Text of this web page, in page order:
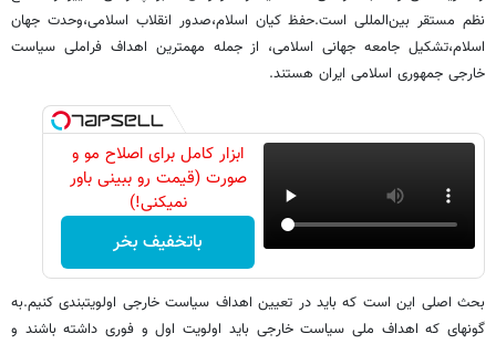
نظم مستقر بین‌المللی است.حفظ کیان اسلام،صدور انقلاب اسلامی،وحدت جهان
اسلام،تشکیل جامعه جهانی اسلامی، از جمله مهم­ترین اهداف فراملی سیاست
خارجی جمهوری اسلامی ایران هستند.
ابزار کامل برای اصلاح مو و
صورت (قیمت رو ببینی باور
نمیکنی!)
باتخفیف بخر
بحث اصلی این است که باید در تعیین اهداف سیاست خارجی اولویت­بندی کنیم.به
گونه­ای که اهداف ملی سیاست خارجی باید اولویت اول و فوری داشته باشند و